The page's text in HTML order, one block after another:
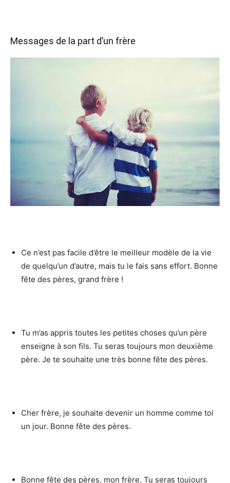
Messages de la part d’un frère
Ce n’est pas facile d’être le meilleur modèle de la vie
de quelqu’un d’autre, mais tu le fais sans effort. Bonne
fête des pères, grand frère !
Tu m’as appris toutes les petites choses qu’un père
enseigne à son fils. Tu seras toujours mon deuxième
père. Je te souhaite une très bonne fête des pères.
Cher frère, je souhaite devenir un homme comme toi
un jour. Bonne fête des pères.
Bonne fête des pères, mon frère. Tu seras toujours